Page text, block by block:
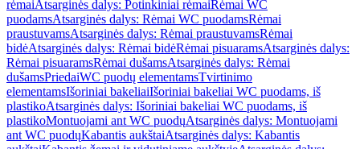
rėmaiAtsarginės dalys: Potinkiniai rėmaiRėmai WC
puodamsAtsarginės dalys: Rėmai WC puodamsRėmai
praustuvamsAtsarginės dalys: Rėmai praustuvamsRėmai
bidėAtsarginės dalys: Rėmai bidėRėmai pisuaramsAtsarginės dalys:
Rėmai pisuaramsRėmai dušamsAtsarginės dalys: Rėmai
dušamsPriedaiWC puodų elementamsTvirtinimo
elementamsIšoriniai bakeliaiIšoriniai bakeliai WC puodams, iš
plastikoAtsarginės dalys: Išoriniai bakeliai WC puodams, iš
plastikoMontuojami ant WC puodųAtsarginės dalys: Montuojami
ant WC puodųKabantis aukštaiAtsarginės dalys: Kabantis